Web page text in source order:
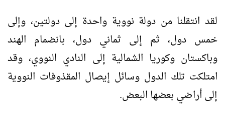
لقد انتقلنا من دولة نووية واحدة إلى دولتين، وإلى
خمس دول، ثم إلى ثماني دول، بانضمام الهند
وباكستان وكوريا الشمالية إلى النادي النووي، وقد
امتلكت تلك الدول وسائل إيصال المقذوفات النووية
إلى أراضي بعضها البعض.